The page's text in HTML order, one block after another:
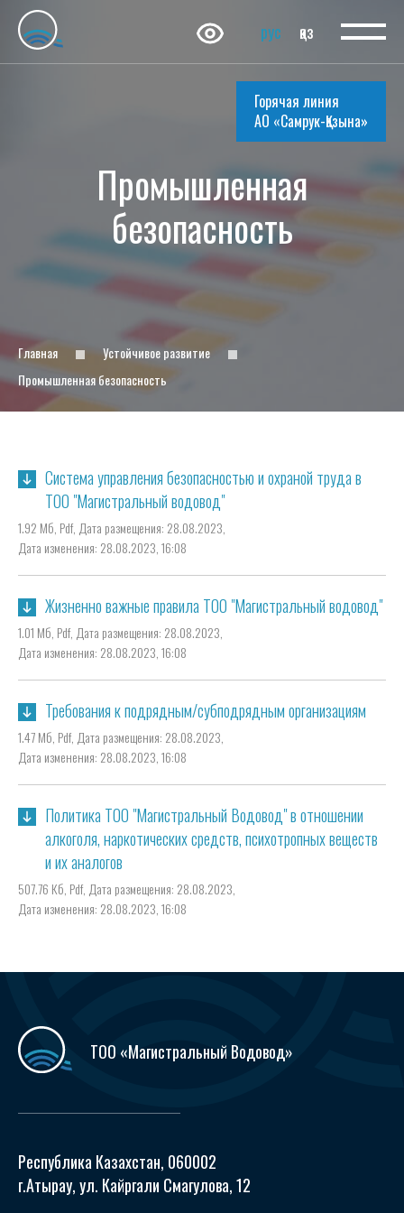
Горячая линия
АО «Самрук-Қазына»
рус қаз
Промышленная
безопасность
Главная
Устойчивое развитие
Промышленная безопасность
Система управления безопасностью и охраной труда в
ТОО "Магистральный водовод"
1.92 Мб, Pdf, Дата размещения: 28.08.2023,
Дата изменения: 28.08.2023, 16:08
Жизненно важные правила ТОО "Магистральный водовод"
1.01 Мб, Pdf, Дата размещения: 28.08.2023,
Дата изменения: 28.08.2023, 16:08
Требования к подрядным/субподрядным организациям
1.47 Мб, Pdf, Дата размещения: 28.08.2023,
Дата изменения: 28.08.2023, 16:08
Политика ТОО "Магистральный Водовод" в отношении
алкоголя, наркотических средств, психотропных веществ
и их аналогов
507.76 Кб, Pdf, Дата размещения: 28.08.2023,
Дата изменения: 28.08.2023, 16:08
ТОО «Магистральный Водовод»
Республика Казахстан, 060002
г.Атырау, ул. Кайргали Смагулова, 12